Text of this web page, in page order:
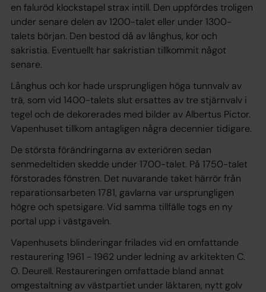
en faluröd klockstapel strax intill. Den uppfördes troligen
under senare delen av 1200-talet eller under 1300-
talets början. Den bestod då av långhus, kor och
sakristia. Eventuellt har sakristian tillkommit något
senare.
Långhus och kor hade ursprungligen höga tunnvalv av
trä, som vid 1400-talets slut ersattes av tre stjärnvalv i
tegel och de dekorerades med bilder av Albertus Pictor.
Vapenhuset tillkom antagligen några decennier tidigare.
De största förändringarna av exteriören sedan
senmedeltiden skedde under 1700-talet. På 1750-talet
förstorades fönstren. Det nuvarande taket härrör från
reparationsarbeten 1781, gavlarna var ursprungligen
högre och spetsigare. Vid samma tillfälle togs en ny
portal upp i västgaveln.
Vapenhusets blinderingar frilades vid en omfattande
restaurering 1961 - 1962 under ledning av arkitekten C.
O. Deurell. Restaureringen omfattade bland annat
omgestaltning av västpartiet under läktaren, nytt golv